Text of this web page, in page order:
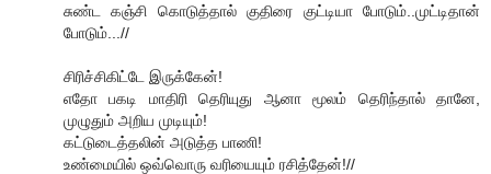
சுண்ட கஞ்சி கொடுத்தால் குதிரை குட்டியா போடும்..முட்டிதான்
போடும்...//
சிரிச்சிகிட்டே இருக்கேன்!
எதோ பகடி மாதிரி தெரியுது ஆனா மூலம் தெரிந்தால் தானே,
முழுதும் அறிய முடியும்!
கட்டுடைத்தலின் அடுத்த பாணி!
உண்மையில் ஒவ்வொரு வரியையும் ரசித்தேன்!//